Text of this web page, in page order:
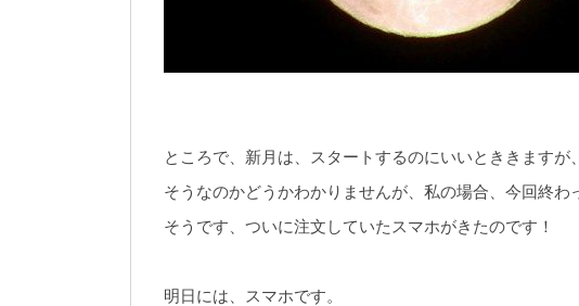
ところで、新月は、スタートするのにいいとききますが
そうなのかどうかわかりませんが、私の場合、今回終わ
そうです、ついに注文していたスマホがきたのです！
明日には、スマホです。